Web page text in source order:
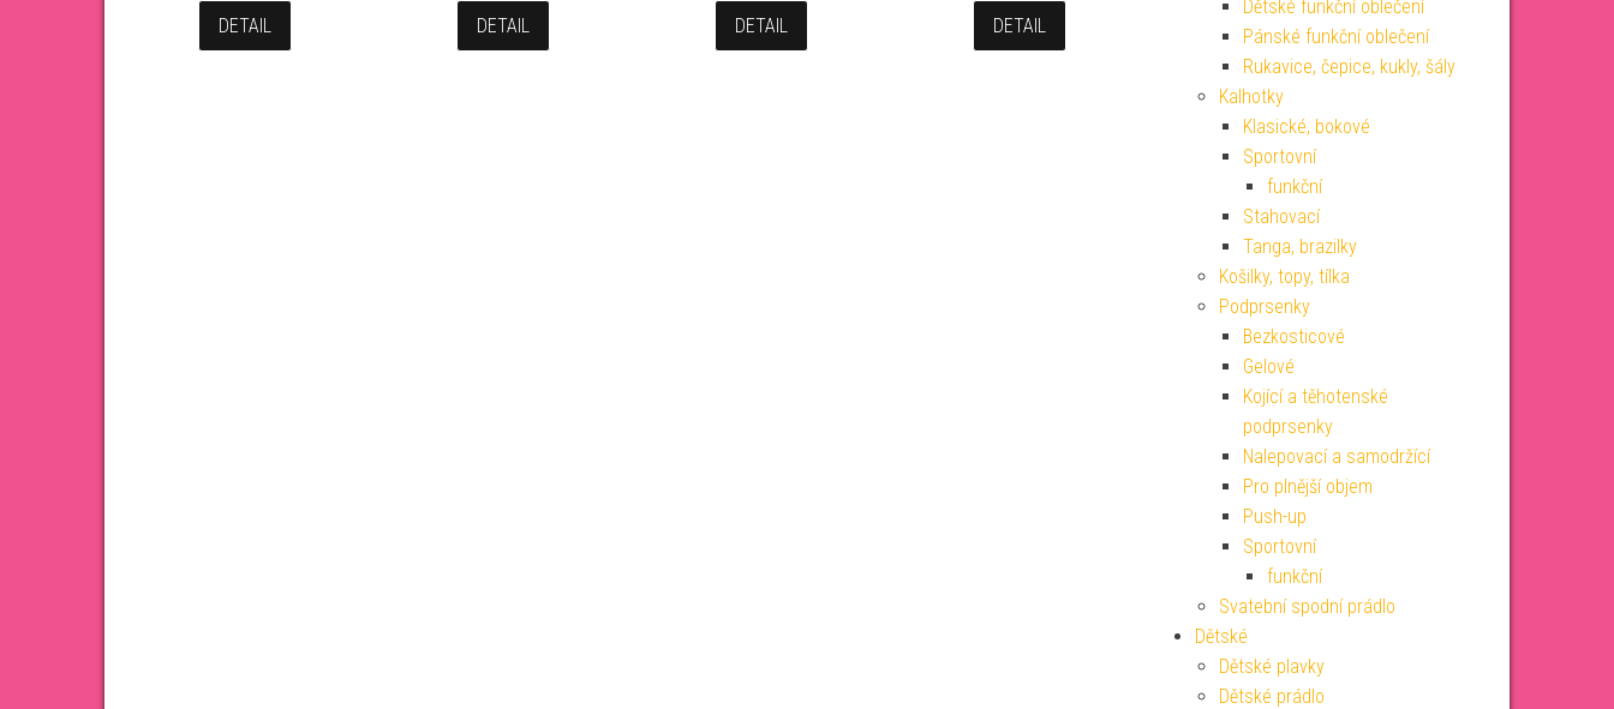
DETAIL DETAIL DETAIL DETAIL
Dětské funkční oblečení
Pánské funkční oblečení
Rukavice, čepice, kukly, šály
Kalhotky
Klasické, bokové
Sportovní
funkční
Stahovací
Tanga, brazilky
Košilky, topy, tílka
Podprsenky
Bezkosticové
Gelové
Kojící a těhotenské
podprsenky
Nalepovací a samodržící
Pro plnější objem
Push-up
Sportovní
funkční
Svatební spodní prádlo
Dětské
Dětské plavky
Dětské prádlo